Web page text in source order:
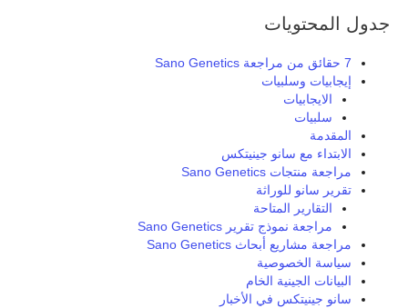
جدول المحتويات
7 حقائق من مراجعة Sano Genetics
إيجابيات وسلبيات
الايجابيات
سلبيات
المقدمة
الابتداء مع سانو جينيتكس
مراجعة منتجات Sano Genetics
تقرير سانو للوراثة
التقارير المتاحة
مراجعة نموذج تقرير Sano Genetics
مراجعة مشاريع أبحاث Sano Genetics
سياسة الخصوصية
البيانات الجينية الخام
سانو جينيتكس في الأخبار